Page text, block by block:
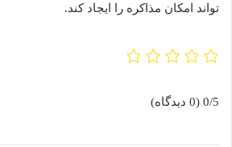
تواند امکان مذاکره را ایجاد کند.
0/5 (0 دیدگاه)